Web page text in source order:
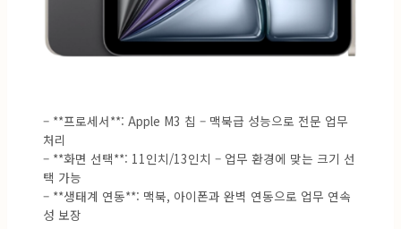
– **프로세서**: Apple M3 칩 – 맥북급 성능으로 전문 업무
처리
– **화면 선택**: 11인치/13인치 – 업무 환경에 맞는 크기 선
택 가능
– **생태계 연동**: 맥북, 아이폰과 완벽 연동으로 업무 연속
성 보장